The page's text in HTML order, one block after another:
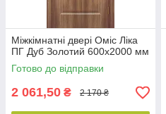
Міжкімнатні двері Оміс Ліка
ПГ Дуб Золотий 600х2000 мм
Готово до відправки
2 061,50 ₴ 2 170 ₴